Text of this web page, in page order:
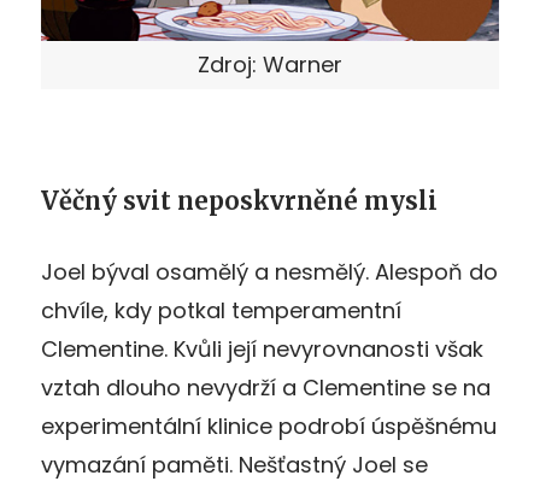
Zdroj: Warner
Věčný svit neposkvrněné mysli
Joel býval osamělý a nesmělý. Alespoň do
chvíle, kdy potkal temperamentní
Clementine. Kvůli její nevyrovnanosti však
vztah dlouho nevydrží a Clementine se na
experimentální klinice podrobí úspěšnému
vymazání paměti. Nešťastný Joel se